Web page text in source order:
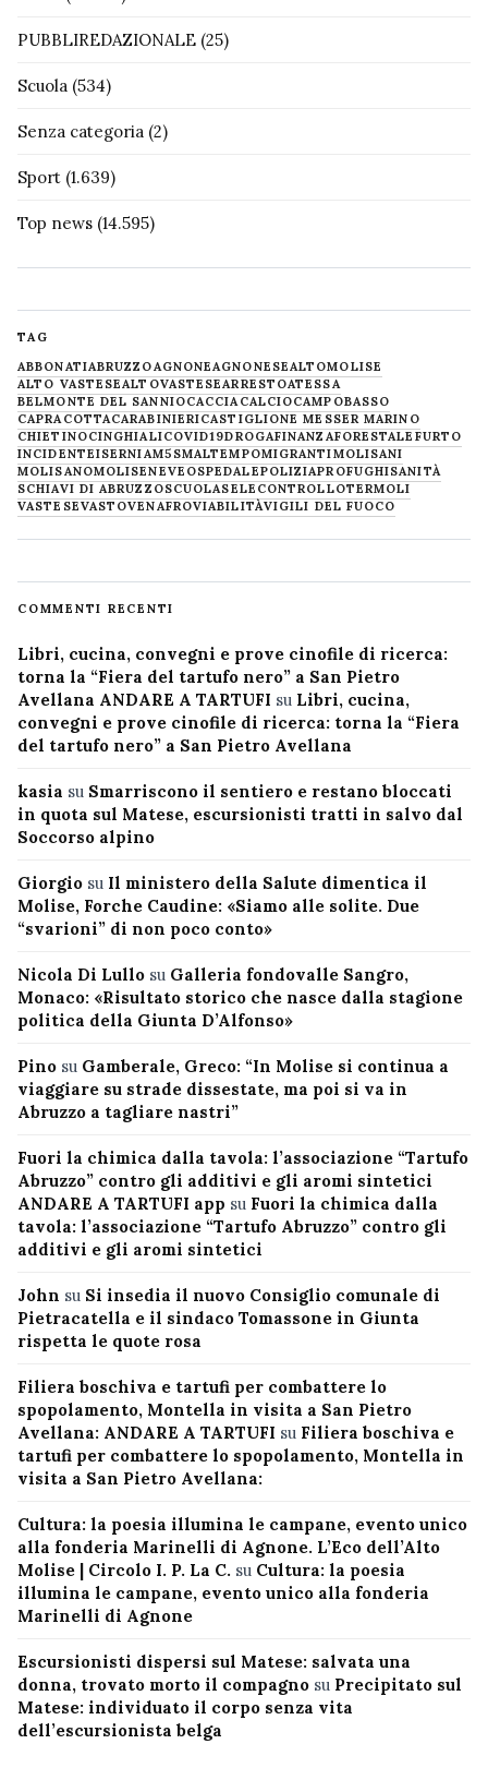
PUBBLIREDAZIONALE (25)
Scuola (534)
Senza categoria (2)
Sport (1.639)
Top news (14.595)
TAG
ABBONATIABRUZZOAGNONEAGNONESEALTOMOLISE
ALTO VASTESEALTOVASTESEARRESTOATESSA
BELMONTE DEL SANNIOCACCIACALCIOCAMPOBASSO
CAPRACOTTACARABINIERICASTIGLIONE MESSER MARINO
CHIETINOCINGHIALICOVID19DROGAFINANZAFORESTALE FURTO
INCIDENTEISERNIAM5SMALTEMPOMIGRANTIMOLISANI
MOLISANOMOLISENEVE OSPEDALEPOLIZIAPROFUGHISANITÀ
SCHIAVI DI ABRUZZOSCUOLASELECONTROLLOTERMOLI
VASTESEVASTOVENAFROVIABILITÀVIGILI DEL FUOCO
COMMENTI RECENTI
Libri, cucina, convegni e prove cinofile di ricerca:
torna la “Fiera del tartufo nero” a San Pietro
Avellana ANDARE A TARTUFI su Libri, cucina,
convegni e prove cinofile di ricerca: torna la “Fiera
del tartufo nero” a San Pietro Avellana
kasia su Smarriscono il sentiero e restano bloccati
in quota sul Matese, escursionisti tratti in salvo dal
Soccorso alpino
Giorgio su Il ministero della Salute dimentica il
Molise, Forche Caudine: «Siamo alle solite. Due
“svarioni” di non poco conto»
Nicola Di Lullo su Galleria fondovalle Sangro,
Monaco: «Risultato storico che nasce dalla stagione
politica della Giunta D’Alfonso»
Pino su Gamberale, Greco: “In Molise si continua a
viaggiare su strade dissestate, ma poi si va in
Abruzzo a tagliare nastri”
Fuori la chimica dalla tavola: l’associazione “Tartufo
Abruzzo” contro gli additivi e gli aromi sintetici
ANDARE A TARTUFI app su Fuori la chimica dalla
tavola: l’associazione “Tartufo Abruzzo” contro gli
additivi e gli aromi sintetici
John su Si insedia il nuovo Consiglio comunale di
Pietracatella e il sindaco Tomassone in Giunta
rispetta le quote rosa
Filiera boschiva e tartufi per combattere lo
spopolamento, Montella in visita a San Pietro
Avellana: ANDARE A TARTUFI su Filiera boschiva e
tartufi per combattere lo spopolamento, Montella in
visita a San Pietro Avellana:
Cultura: la poesia illumina le campane, evento unico
alla fonderia Marinelli di Agnone. L’Eco dell’Alto
Molise | Circolo I. P. La C. su Cultura: la poesia
illumina le campane, evento unico alla fonderia
Marinelli di Agnone
Escursionisti dispersi sul Matese: salvata una
donna, trovato morto il compagno su Precipitato sul
Matese: individuato il corpo senza vita
dell’escursionista belga